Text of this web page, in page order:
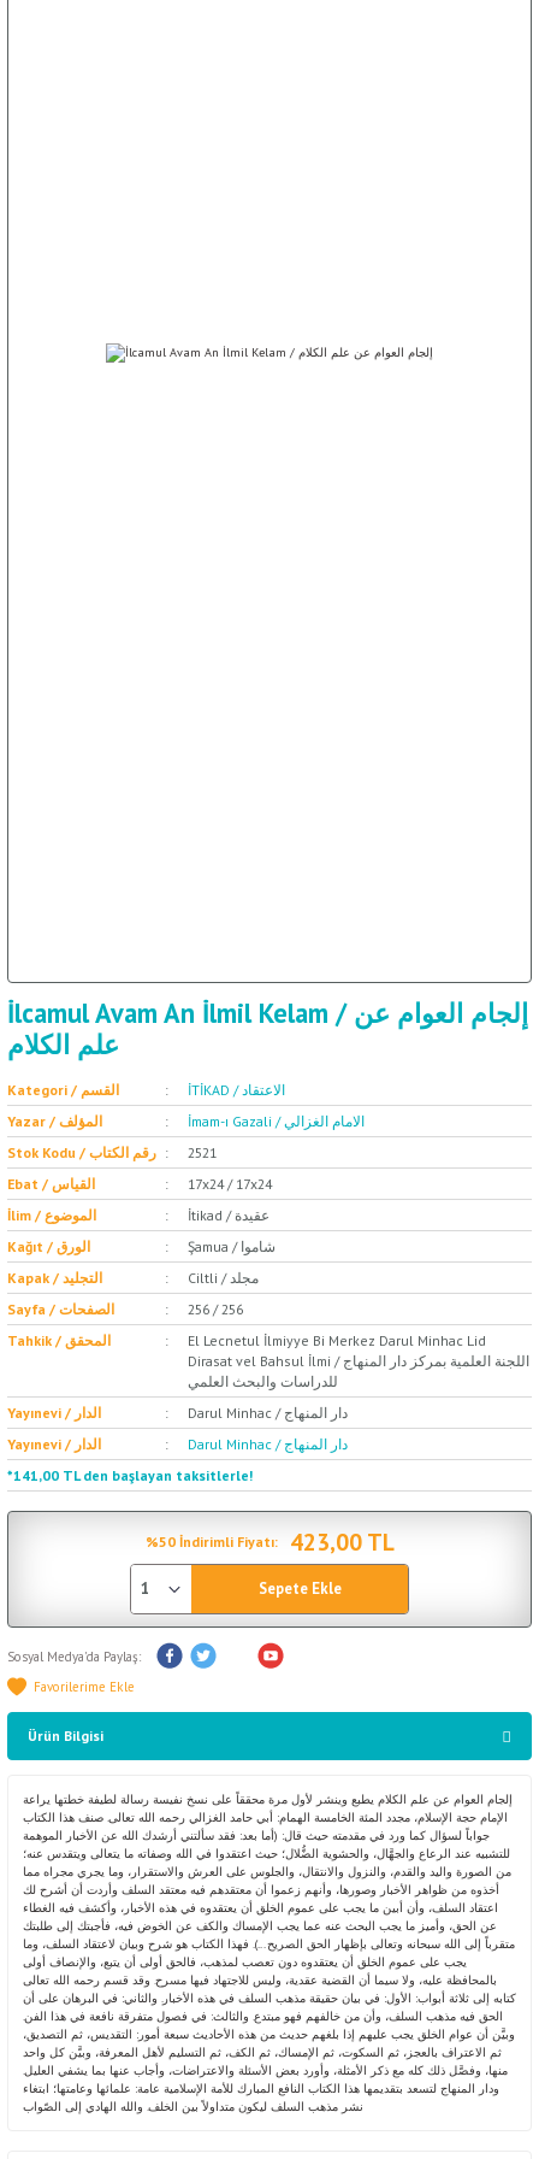
İlcamul Avam An İlmil Kelam / إلجام العوام عن
علم الكلام
Kategori / القسم
İTİKAD / الاعتقاد
Yazar / المؤلف
İmam-ı Gazali / الامام الغزالي
Stok Kodu / رقم الكتاب
2521
Ebat / القياس
17x24 / 17x24
İlim / الموضوع
İtikad / عقيدة
Kağıt / الورق
Şamua / شاموا
Kapak / التجليد
Ciltli / مجلد
Sayfa / الصفحات
256 / 256
Tahkik / المحقق
El Lecnetul İlmiyye Bi Merkez Darul Minhac Lid
Dirasat vel Bahsul İlmi / اللجنة العلمية بمركز دار المنهاج
للدراسات والبحث العلمي
Yayınevi / الدار
Darul Minhac / دار المنهاج
Yayınevi / الدار
Darul Minhac / دار المنهاج
*141,00 TL den başlayan taksitlerle!
%50 İndirimli Fiyatı: 423,00 TL
Sepete Ekle
Sosyal Medya'da Paylaş:
Ürün Bilgisi
إلجام العوام عن علم الكلام يطبع وينشر لأول مرة محققاً على نسخ نفيسة رسالة لطيفة خطتها يراعة
الإمام حجة الإسلام، مجدد المئة الخامسة الهمام: أبي حامد الغزالي رحمه الله تعالى. صنف هذا الكتاب
جواباً لسؤال كما ورد في مقدمته حيث قال: (أما بعد: فقد سألتني أرشدك الله عن الأخبار الموهمة
للتشبيه عند الرعاع والجهَّال، والحشوية الضُّلال؛ حيث اعتقدوا في الله وصفاته ما يتعالى ويتقدس عنه؛
من الصورة واليد والقدم، والنزول والانتقال، والجلوس على العرش والاستقرار، وما يجري مجراه مما
أخذوه من ظواهر الأخبار وصورها، وأنهم زعموا أن معتقدهم فيه معتقد السلف وأردت أن أشرح لك
اعتقاد السلف، وأن أبين ما يجب على عموم الخلق أن يعتقدوه في هذه الأخبار، وأكشف فيه الغطاء
عن الحق، وأميز ما يجب البحث عنه عما يجب الإمساك والكف عن الخوض فيه، فأجبتك إلى طلبتك
متقرباً إلى الله سبحانه وتعالى بإظهار الحق الصريح...). فهذا الكتاب هو شرح وبيان لاعتقاد السلف، وما
يجب على عموم الخلق أن يعتقدوه دون تعصب لمذهب، فالحق أولى أن يتبع، والإنصاف أولى
بالمحافظة عليه، ولا سيما أن القضية عقدية، وليس للاجتهاد فيها مسرح. وقد قسم رحمه الله تعالى
كتابه إلى ثلاثة أبواب: الأول: في بيان حقيقة مذهب السلف في هذه الأخبار. والثاني: في البرهان على أن
الحق فيه مذهب السلف، وأن من خالفهم فهو مبتدع. والثالث: في فصول متفرقة نافعة في هذا الفن.
وبيَّن أن عوام الخلق يجب عليهم إذا بلغهم حديث من هذه الأحاديث سبعة أمور: التقديس، ثم التصديق،
ثم الاعتراف بالعجز، ثم السكوت، ثم الإمساك، ثم الكف، ثم التسليم لأهل المعرفة، وبيَّن كل واحد
منها، وفصَّل ذلك كله مع ذكر الأمثلة، وأورد بعض الأسئلة والاعتراضات، وأجاب عنها بما يشفي العليل.
ودار المنهاج لتسعد بتقديمها هذا الكتاب النافع المبارك للأمة الإسلامية عامة: علمائها وعامتها؛ ابتغاء
نشر مذهب السلف ليكون متداولاً بين الخلف. والله الهادي إلى الصّواب